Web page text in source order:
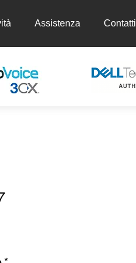
Assistenza
Assistenza Contatti